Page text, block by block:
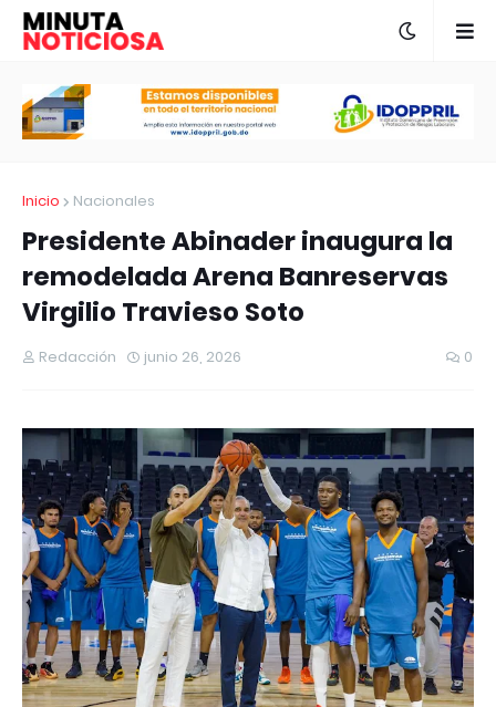
Inicio Nacionales
Presidente Abinader inaugura la
remodelada Arena Banreservas
Virgilio Travieso Soto
Redacción junio 26, 2026 0